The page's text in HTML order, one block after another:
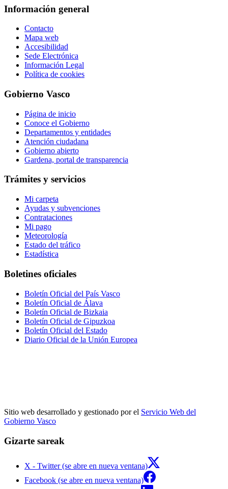
Información general
Contacto
Mapa web
Accesibilidad
Sede Electrónica
Información Legal
Política de cookies
Gobierno Vasco
Página de inicio
Conoce el Gobierno
Departamentos y entidades
Atención ciudadana
Gobierno abierto
Gardena, portal de transparencia
Trámites y servicios
Mi carpeta
Ayudas y subvenciones
Contrataciones
Mi pago
Meteorología
Estado del tráfico
Estadística
Boletines oficiales
Boletín Oficial del País Vasco
Boletín Oficial de Álava
Boletín Oficial de Bizkaia
Boletín Oficial de Gipuzkoa
Boletín Oficial del Estado
Diario Oficial de la Unión Europea
Sitio web desarrollado y gestionado por el Servicio Web del
Gobierno Vasco
Gizarte sareak
X - Twitter (se abre en nueva ventana)
Facebook (se abre en nueva ventana)